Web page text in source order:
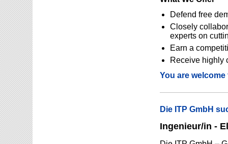
Defend free
Closely
experts on
Earn a
Receive highly
You are
Die ITP GmbH
Ingenieur/in -